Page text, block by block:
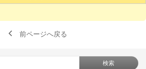
前ページへ戻る
検索